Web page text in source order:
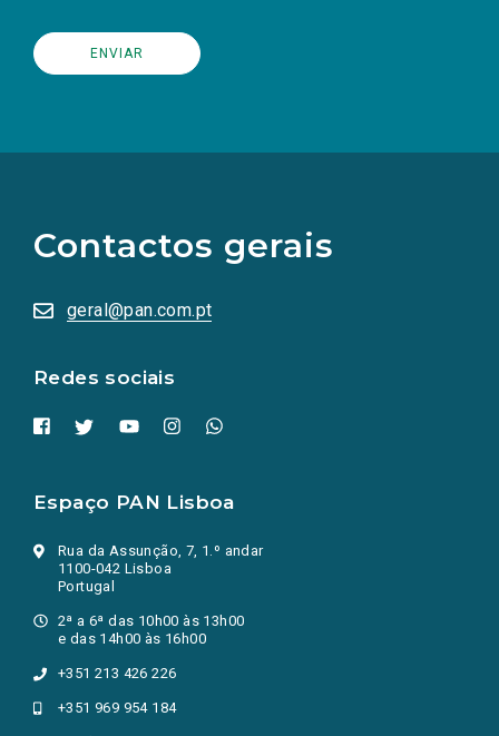
Contactos gerais
geral@pan.com.pt
Redes sociais
redes
sociais
numa
nova
Espaço PAN Lisboa
Rua da Assunção, 7, 1.º andar
1100-042 Lisboa
Portugal
2ª a 6ª das 10h00 às 13h00
e das 14h00 às 16h00
+351 213 426 226
+351 969 954 184